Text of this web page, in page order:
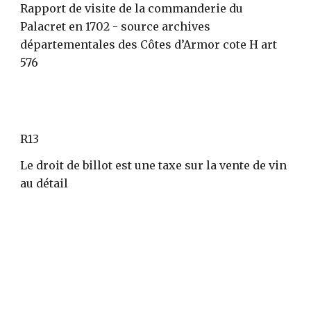
Rapport de visite de la commanderie du
Palacret en 1702 - source archives
départementales des Côtes d’Armor cote H art
576
R13
Le droit de billot est une taxe sur la vente de vin
au détail